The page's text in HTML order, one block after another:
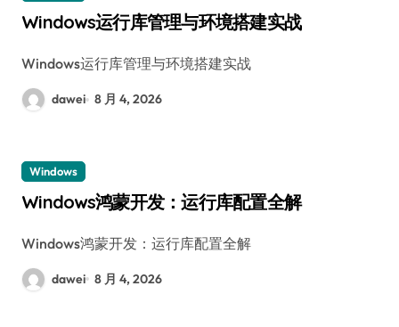
Windows运行库管理与环境搭建实战
Windows运行库管理与环境搭建实战
dawei 8 月 4, 2026
Windows
Windows鸿蒙开发：运行库配置全解
Windows鸿蒙开发：运行库配置全解
dawei 8 月 4, 2026